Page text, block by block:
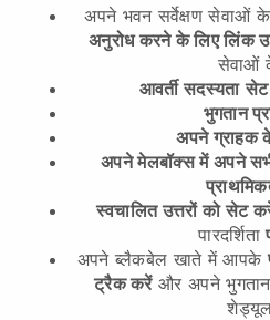
अपने भवन सर्वेक्षण सेवाओं
अनुरोध करने के लिए लिंक
सेवाओं
आवर्ती सदस्यता
भुगतान
अपने ग्राहक
अपने मेलबॉक्स में अपने
स्वचालित उत्तरों को सेट
पारदर्शिता
अपने ब्लैकबेल खाते में आपके
ट्रैक करेंऔर अपने भुगतान